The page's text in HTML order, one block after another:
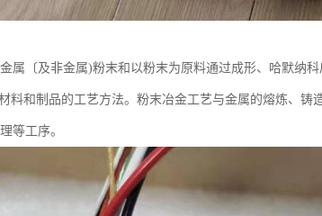
属〔及非金属)粉末和以粉末为原料通过成形、哈默纳
料和制品的工艺方法。粉末冶金工艺与金属的熔炼、铸
等工序。